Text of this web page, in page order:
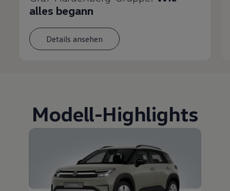
alles begann
Details ansehen
Modell-Highlights